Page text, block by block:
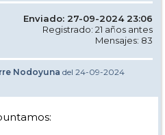
Enviado: 27-09-2024 23:06
Registrado: 21 años antes
Mensajes: 83
Nodoyuna del 24-09-2024